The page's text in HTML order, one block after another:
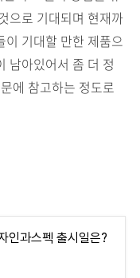
으로 기대되며 현재까
이 기대할 만한 제품으
남아있어서 좀 더 정
에 참고하는 정도로
인과스펙 출시일은?